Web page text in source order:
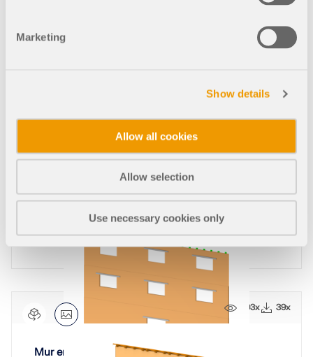
Marketing
Show details
Allow all cookies
Allow selection
Use necessary cookies only
869x 16x
Mur comme bielle équivalente
893x 39x
Mur en maçonnerie avec portes et fenêtres